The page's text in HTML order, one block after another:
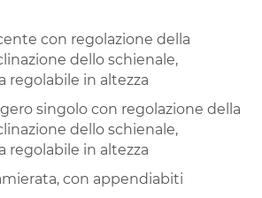
con regolazione della
dello schienale,
regolabile in altezza
singolo con regolazione della
dello schienale,
regolabile in altezza
con appendiabiti